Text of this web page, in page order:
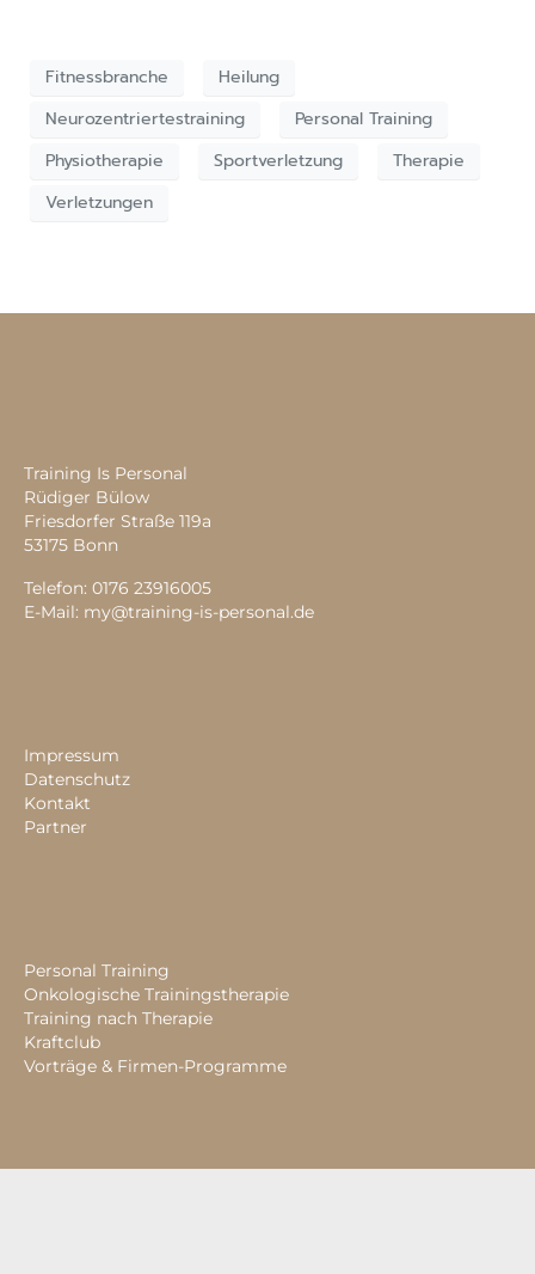
Fitnessbranche
Heilung
Neurozentriertestraining
Personal Training
Physiotherapie
Sportverletzung
Therapie
Verletzungen
Training Is Personal
Rüdiger Bülow
Friesdorfer Straße 119a
53175 Bonn
Telefon: 0176 23916005
E-Mail: my@training-is-personal.de
Impressum
Datenschutz
Kontakt
Partner
Personal Training
Onkologische Trainingstherapie
Training nach Therapie
Kraftclub
Vorträge & Firmen-Programme